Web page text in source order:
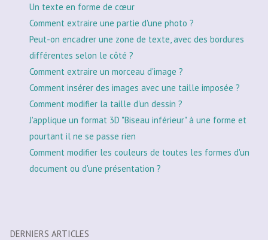
Un texte en forme de cœur
Comment extraire une partie d'une photo ?
Peut-on encadrer une zone de texte, avec des bordures
différentes selon le côté ?
Comment extraire un morceau d'image ?
Comment insérer des images avec une taille imposée ?
Comment modifier la taille d'un dessin ?
J'applique un format 3D "Biseau inférieur" à une forme et
pourtant il ne se passe rien
Comment modifier les couleurs de toutes les formes d'un
document ou d'une présentation ?
DERNIERS ARTICLES